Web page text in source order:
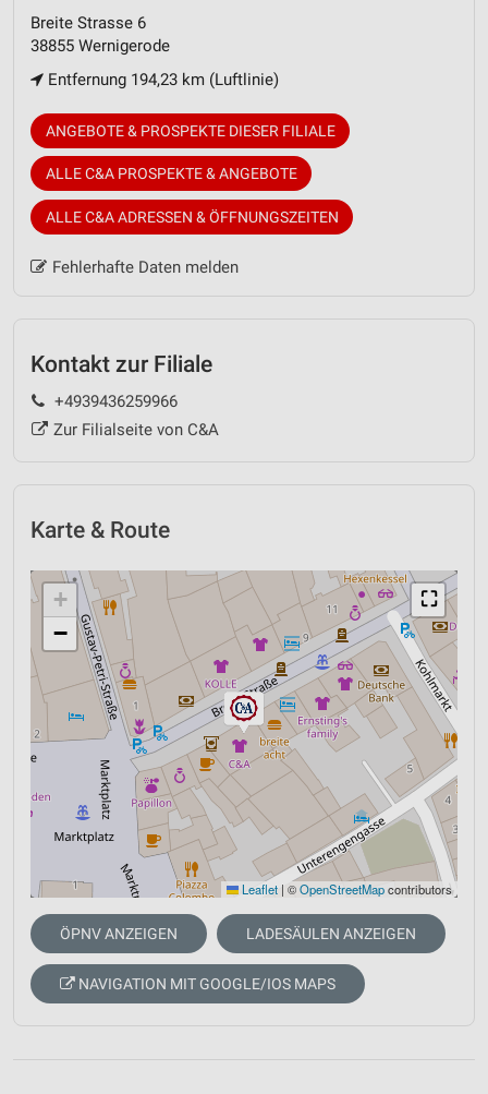
Breite Strasse 6
38855 Wernigerode
Entfernung 194,23 km (Luftlinie)
ANGEBOTE & PROSPEKTE DIESER FILIALE
ALLE C&A PROSPEKTE & ANGEBOTE
ALLE C&A ADRESSEN & ÖFFNUNGSZEITEN
Fehlerhafte Daten melden
Kontakt zur Filiale
+4939436259966
Zur Filialseite von C&A
Karte & Route
⛶
+
−
Leaflet | ©OpenStreetMapcontributors
ÖPNV ANZEIGEN LADESÄULEN ANZEIGEN
NAVIGATION MIT GOOGLE/IOS MAPS